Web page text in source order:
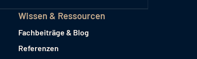
Wissen & Ressourcen
Fachbeiträge & Blog
Referenzen